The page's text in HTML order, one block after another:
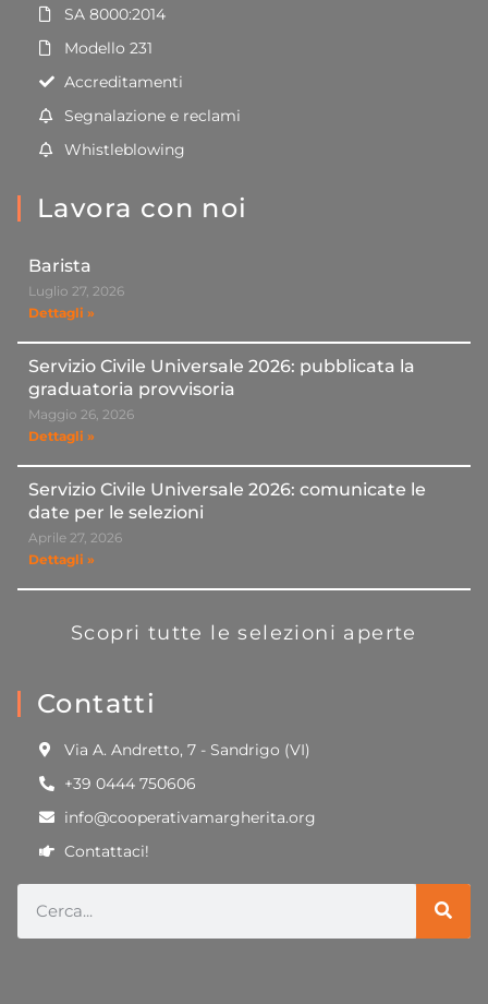
SA 8000:2014
Modello 231
Accreditamenti
Segnalazione e reclami
Whistleblowing
Lavora con noi
Barista
Luglio 27, 2026
Dettagli »
Servizio Civile Universale 2026: pubblicata la
graduatoria provvisoria
Maggio 26, 2026
Dettagli »
Servizio Civile Universale 2026: comunicate le
date per le selezioni
Aprile 27, 2026
Dettagli »
Scopri tutte le selezioni aperte
Contatti
Via A. Andretto, 7 - Sandrigo (VI)
+39 0444 750606
info@cooperativamargherita.org
Contattaci!